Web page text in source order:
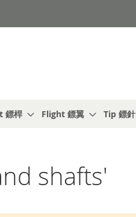
鏢桿 Flight 鏢翼 Tip 鏢針
shafts'